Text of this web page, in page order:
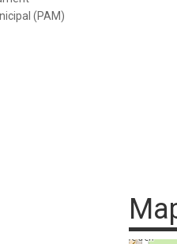
(PAM)